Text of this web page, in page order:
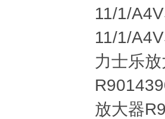
11/1/
11/1/
力士乐
放大器